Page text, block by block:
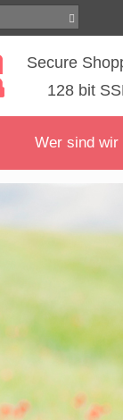
Secure
128 bit
Wer sind wir